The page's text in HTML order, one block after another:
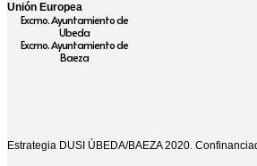
Unión Europea
Excmo. Ayuntamiento de
Ubeda
Excmo. Ayuntamiento de
Baeza
Estrategia DUSI ÚBEDA/BAEZA 2020.